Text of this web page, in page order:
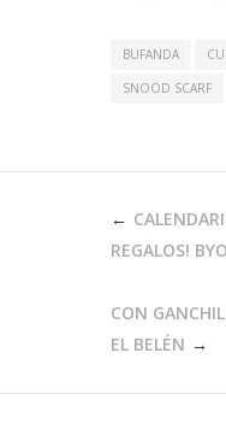
BUFANDA
SNOOD SCARF
REGALOS!
CON
EL BELÉN